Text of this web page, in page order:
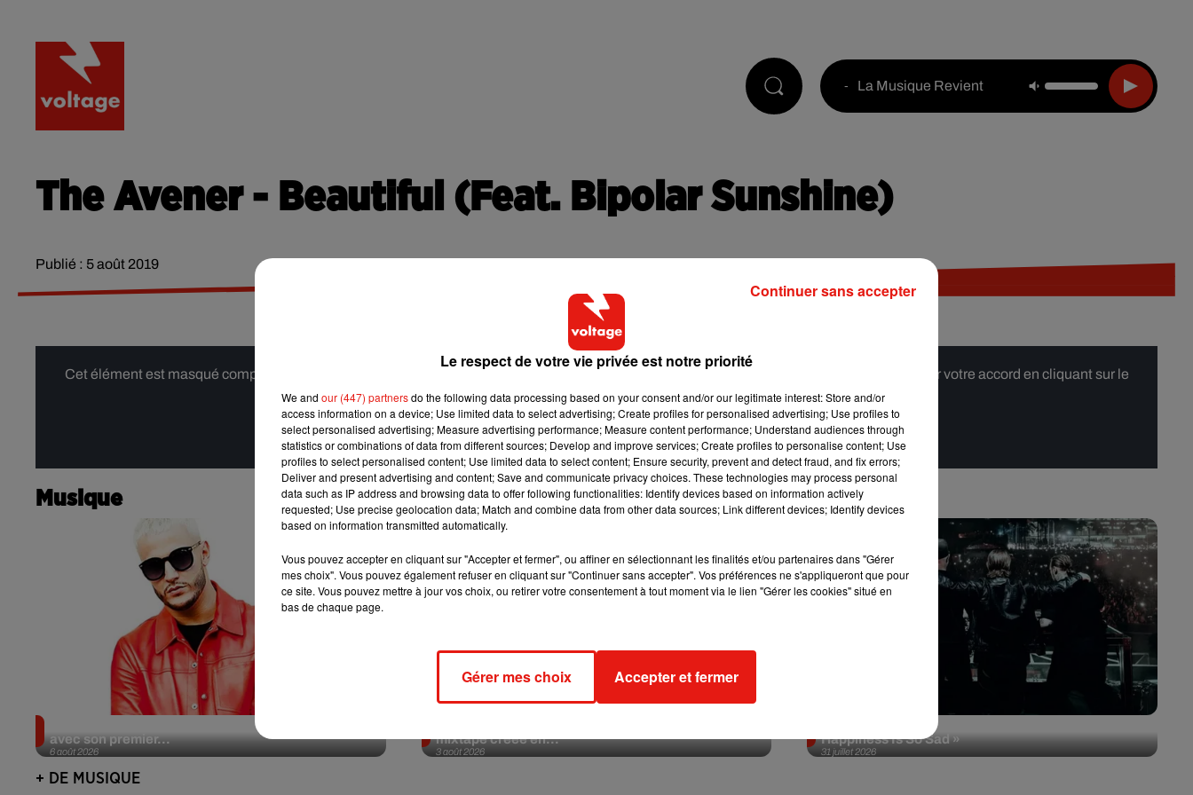
- La Musique Revient
The Avener - Beautiful (Feat. Bipolar Sunshine)
Publié : 5 août 2019
Cet élément est masqué compte-tenu du refus du dépôt de cookies que vous avez exprimé. Si vous souhaitez l'afficher, merci de nous donner votre accord en cliquant sur le
bouton ci-dessous.
Afficher l'élément
Musique
6 août 2026
Il y a 10 ans, DJ Snake changeait de dimension
avec son premier...
3 août 2026
mixtape créée en...
31 juillet 2026
Swedish House Mafia et Lykke Li dévoilent «
Happiness Is So Sad »
+ DE MUSIQUE
Le respect de votre vie privée est notre priorité
We and our (447) partnersdo the following data processing based on your consent and/or our legitimate interest: Store and/or
access information on a device; Use limited data to select advertising; Create profiles for personalised advertising; Use profiles to
select personalised advertising; Measure advertising performance; Measure content performance; Understand audiences through
statistics or combinations of data from different sources; Develop and improve services; Create profiles to personalise content; Use
profiles to select personalised content; Use limited data to select content; Ensure security, prevent and detect fraud, and fix errors;
Deliver and present advertising and content; Save and communicate privacy choices. These technologies may process personal
data such as IP address and browsing data to offer following functionalities: Identify devices based on information actively
requested; Use precise geolocation data; Match and combine data from other data sources; Link different devices; Identify devices
based on information transmitted automatically.
Vous pouvez accepter en cliquant sur "Accepter et fermer", ou affiner en sélectionnant les finalités et/ou partenaires dans "Gérer
mes choix". Vous pouvez également refuser en cliquant sur "Continuer sans accepter". Vos préférences ne s'appliqueront que pour
ce site. Vous pouvez mettre à jour vos choix, ou retirer votre consentement à tout moment via le lien "Gérer les cookies" situé en
bas de chaque page.
Gérer mes choix Accepter et fermer
Continuer sans accepter